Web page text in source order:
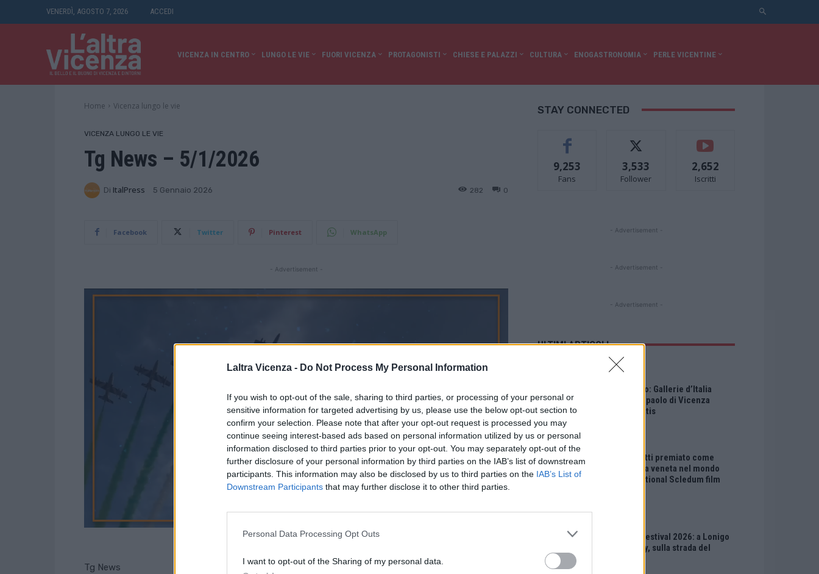
Laltra Vicenza - Do Not Process My Personal Information
If you wish to opt-out of the sale, sharing to third parties, or processing of your personal or
sensitive information for targeted advertising by us, please use the below opt-out section to
confirm your selection. Please note that after your opt-out request is processed you may
continue seeing interest-based ads based on personal information utilized by us or personal
information disclosed to third parties prior to your opt-out. You may separately opt-out of the
further disclosure of your personal information by third parties on the IAB’s list of downstream
participants. This information may also be disclosed by us to third parties on the IAB’s List of
Downstream Participants that may further disclose it to other third parties.
Personal Data Processing Opt Outs
I want to opt-out of the Sharing of my personal data.
VENERDÌ, AGOSTO 7, 2026 ACCEDI
VICENZA IN CENTRO LUNGO LE VIE FUORI VICENZA PROTAGONISTI CHIESE E PALAZZI CULTURA ENOGASTRONOMIA PERLE VICENTINE
Home Vicenza lungo le vie
VICENZA LUNGO LE VIE
Tg News – 5/1/2026
Di ItalPress 5 Gennaio 2026 0
282
Facebook Twitter Pinterest WhatsApp
- Advertisement -
P
l
a
V
i
Tg News
STAY CONNECTED
9,253
Fans
3,533
Follower
2,652
Iscritti
- Advertisement -
- Advertisement -
- Advertisement -
ULTIMI ARTICOLI
Ferragosto: Gallerie d’Italia
Intesa Sanpaolo di Vicenza
aperte gratis
Paolo Gnutti premiato come
eccellenza veneta nel mondo
all’International Scledum film
Berici in Festival 2026: a Lonigo
“Little Italy, sulla strada del